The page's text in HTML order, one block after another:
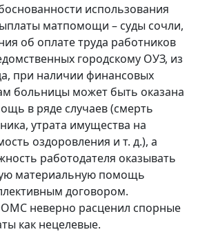
использования
матпомощи – суды сочли,
об оплате труда работников
городскому ОУЗ, из
при наличии финансовых
больницы может быть оказана
в ряде случаев (смерть
утрата имущества на
оздоровления и т. д.), а
работодателя оказывать
материальную помощь
договором.
неверно расценил спорные
как нецелевые.